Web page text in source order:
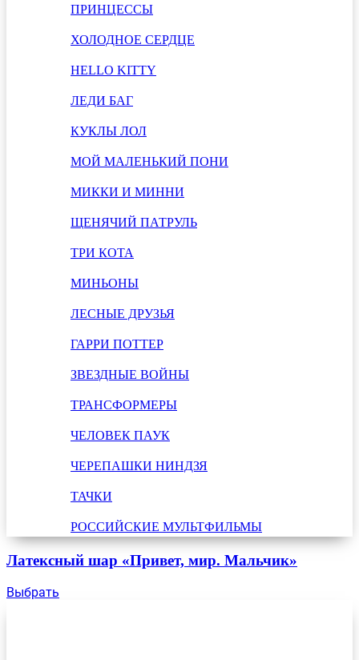
ПРИНЦЕССЫ
ХОЛОДНОЕ СЕРДЦЕ
HELLO KITTY
ЛЕДИ БАГ
КУКЛЫ ЛОЛ
МОЙ МАЛЕНЬКИЙ ПОНИ
МИККИ И МИННИ
ЩЕНЯЧИЙ ПАТРУЛЬ
ТРИ КОТА
МИНЬОНЫ
ЛЕСНЫЕ ДРУЗЬЯ
ГАРРИ ПОТТЕР
ЗВЕЗДНЫЕ ВОЙНЫ
ТРАНСФОРМЕРЫ
ЧЕЛОВЕК ПАУК
ЧЕРЕПАШКИ НИНДЗЯ
ТАЧКИ
РОССИЙСКИЕ МУЛЬТФИЛЬМЫ
Латексный шар «Привет, мир. Мальчик»
Выбрать